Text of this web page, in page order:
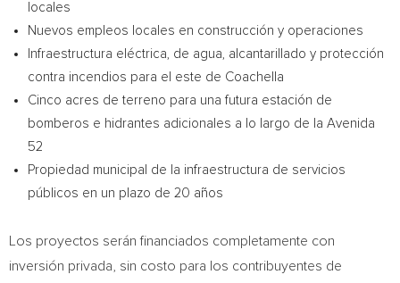
locales
Nuevos empleos locales en construcción y operaciones
Infraestructura eléctrica, de agua, alcantarillado y protección
contra incendios para el este de Coachella
Cinco acres de terreno para una futura estación de
bomberos e hidrantes adicionales a lo largo de la Avenida
52
Propiedad municipal de la infraestructura de servicios
públicos en un plazo de 20 años
Los proyectos serán financiados completamente con
inversión privada, sin costo para los contribuyentes de